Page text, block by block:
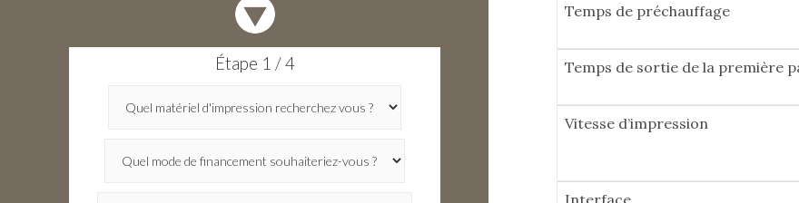
Étape 1 / 4
Temps de préchauffage
Temps de sortie de la première
Vitesse d’impression
Interface